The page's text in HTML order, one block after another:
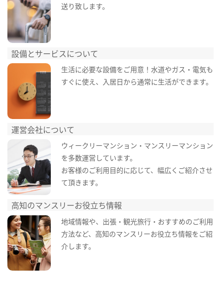
送り致します。
設備とサービスについて
生活に必要な設備をご用意！水道やガス・電気も
すぐに使え、入居日から通常に生活ができます。
運営会社について
ウィークリーマンション・マンスリーマンション
を多数運営しています。
お客様のご利用目的に応じて、幅広くご紹介させ
て頂きます。
高知のマンスリーお役立ち情報
地域情報や、出張・観光旅行・おすすめのご利用
方法など、高知のマンスリーお役立ち情報をご紹
介します。